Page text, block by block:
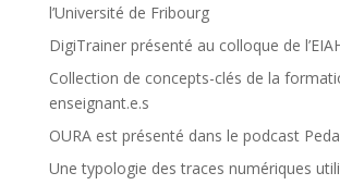
l’Université de Fribourg
DigiTrainer présenté au colloque de
Collection de concepts-clés de la
enseignant.e.s
OURA est présenté dans le podcast
Une typologie des traces numériques